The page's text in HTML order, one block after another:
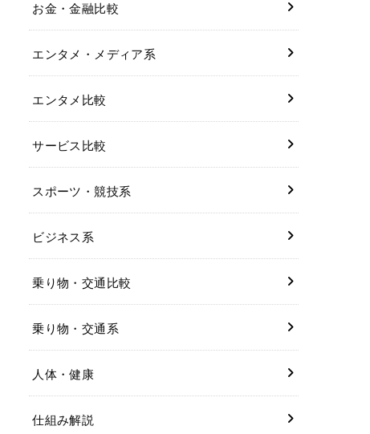
お金・金融比較
エンタメ・メディア系
エンタメ比較
サービス比較
スポーツ・競技系
ビジネス系
乗り物・交通比較
乗り物・交通系
人体・健康
仕組み解説